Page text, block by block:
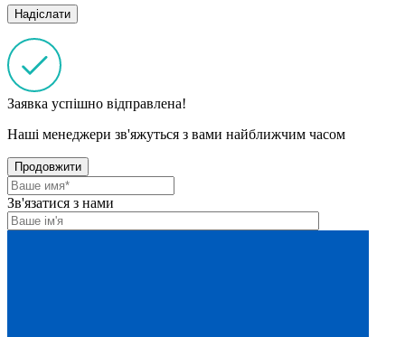
Заявка успішно відправлена!
Наші менеджери зв'яжуться з вами найближчим часом
Продовжити
Зв'язатися з нами